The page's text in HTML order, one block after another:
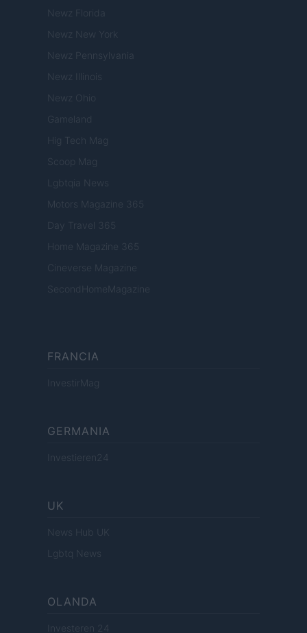
Newz Florida
Newz New York
Newz Pennsylvania
Newz Illinois
Newz Ohio
Gameland
Hig Tech Mag
Scoop Mag
Lgbtqia News
Motors Magazine 365
Day Travel 365
Home Magazine 365
Cineverse Magazine
SecondHomeMagazine
FRANCIA
InvestirMag
GERMANIA
Investieren24
UK
News Hub UK
Lgbtq News
OLANDA
Investeren 24